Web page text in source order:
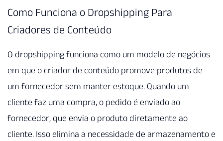
Como Funciona o Dropshipping Para
Criadores de Conteúdo
O dropshipping funciona como um modelo de negócios
em que o criador de conteúdo promove produtos de
um fornecedor sem manter estoque. Quando um
cliente faz uma compra, o pedido é enviado ao
fornecedor, que envia o produto diretamente ao
cliente. Isso elimina a necessidade de armazenamento e